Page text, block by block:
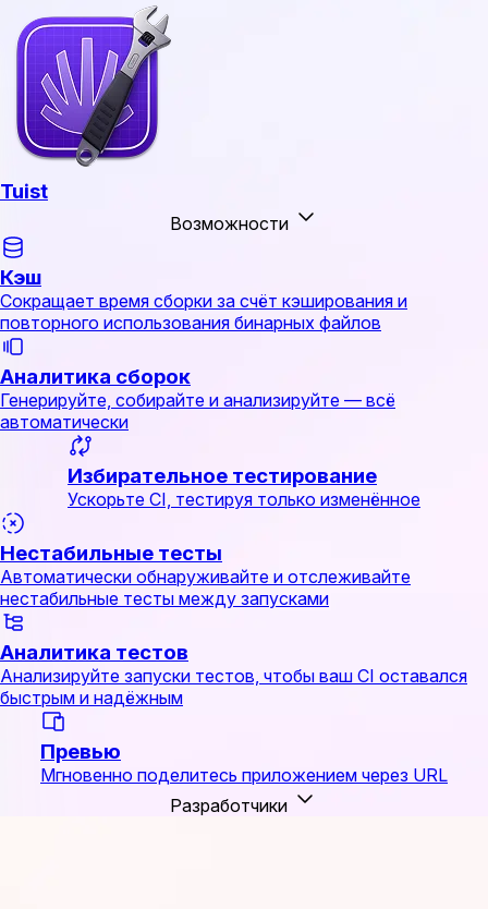
Tuist
Возможности
Кэш
Сокращает время сборки за счёт кэширования и
повторного использования бинарных файлов
Аналитика сборок
Генерируйте, собирайте и анализируйте — всё
автоматически
Избирательное тестирование
Ускорьте CI, тестируя только изменённое
Нестабильные тесты
Автоматически обнаруживайте и отслеживайте
нестабильные тесты между запусками
Аналитика тестов
Анализируйте запуски тестов, чтобы ваш CI оставался
быстрым и надёжным
Превью
Мгновенно поделитесь приложением через URL
Разработчики